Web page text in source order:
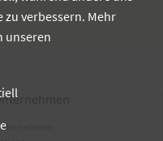
zu verbessern. Mehr
unseren